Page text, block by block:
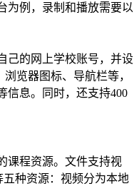
为例，录制和播放需要以
己的网上学校账号，并设
览器图标、导航栏等，
信息。同时，还支持400
课程资源。文件支持视
五种资源：视频分为本地